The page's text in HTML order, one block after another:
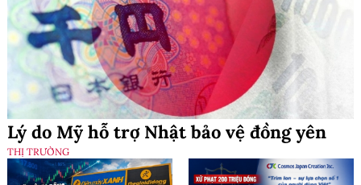
Lý do Mỹ hỗ trợ Nhật bảo vệ đồng yên
THỊ TRƯỜNG